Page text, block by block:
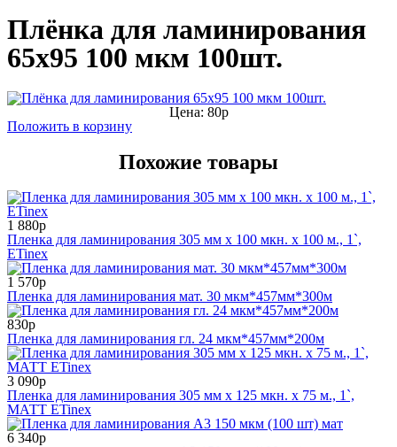
Плёнка для ламинирования
65х95 100 мкм 100шт.
Цена: 80р
Положить в корзину
Похожие товары
1 880р
Пленка для ламинирования 305 мм x 100 мкн. x 100 м., 1`,
ETinex
1 570р
Пленка для ламинирования мат. 30 мкм*457мм*300м
830р
Пленка для ламинирования гл. 24 мкм*457мм*200м
3 090р
Пленка для ламинирования 305 мм x 125 мкн. x 75 м., 1`,
МАТТ ETinex
6 340р